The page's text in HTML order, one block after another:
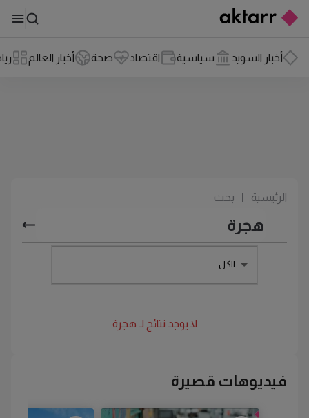
أخبار السويد سياسية اقتصاد صحة أخبار العالم
الرئيسية بحث
الكل
لا يوجد نتائج لـ هجرة
فيديوهات قصيرة